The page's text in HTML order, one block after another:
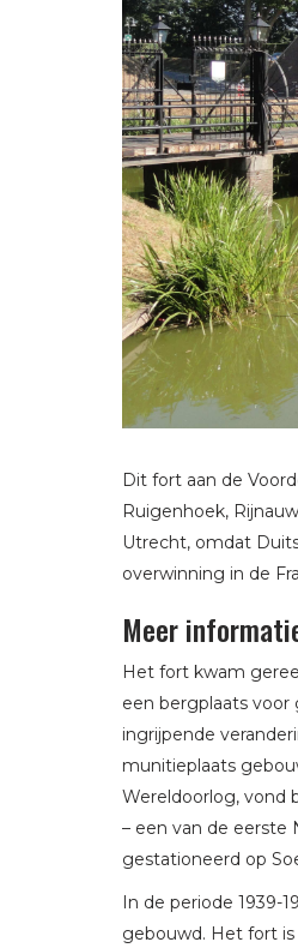
Dit fort aan de
Ruigenhoek,
Utrecht, omdat
overwinning in de
Meer
Het fort kwam
een bergplaats voor
ingrijpende
munitieplaats
Wereldoorlog, vond
– een van de
gestationeerd op
In de periode 1939-
gebouwd. Het fort